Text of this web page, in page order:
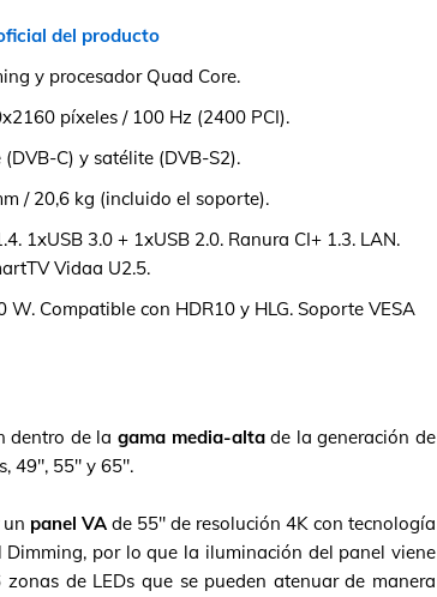
del producto
y procesador Quad Core.
píxeles / 100 Hz (2400 PCI).
C) y satélite (DVB-S2).
/ 20,6 kg (incluido el soporte).
1xUSB 3.0 + 1xUSB 2.0. Ranura CI+ 1.3. LAN.
Vidaa U2.5.
W. Compatible con HDR10 y HLG. Soporte VESA
dentro de la gama media-altade la generación de
49", 55" y 65".
panel VA de 55" de resolución 4K con tecnología
Dimming, por lo que la iluminación del panel viene
de LEDs que se pueden atenuar de manera